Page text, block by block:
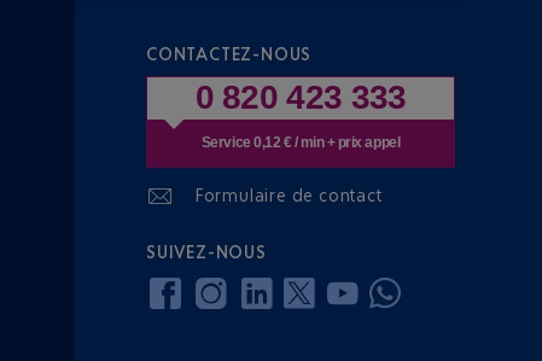
CONTACTEZ-NOUS
0 820 423 333
Service 0,12 € / min + prix appel
Formulaire de contact
SUIVEZ-NOUS